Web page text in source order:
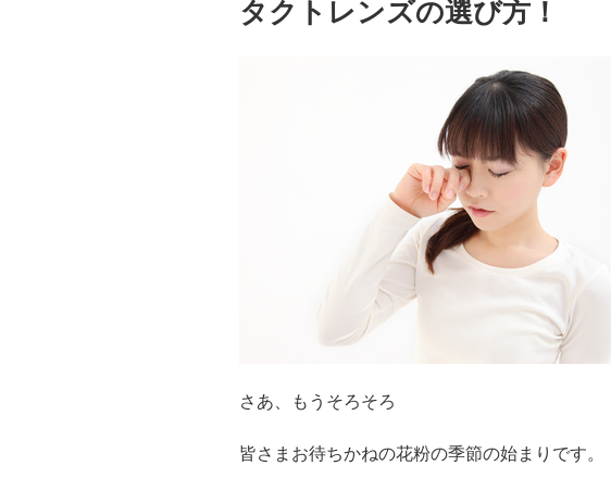
タクトレンズの選び方！
さあ、もうそろそろ
皆さまお待ちかねの花粉の季節の始まりです。